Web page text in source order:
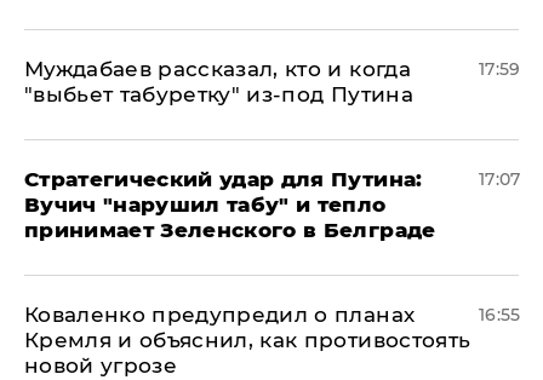
Муждабаев рассказал, кто и когда
"выбьет табуретку" из-под Путина
17:59
Стратегический удар для Путина:
Вучич "нарушил табу" и тепло
принимает Зеленского в Белграде
17:07
Коваленко предупредил о планах
Кремля и объяснил, как противостоять
новой угрозе
16:55